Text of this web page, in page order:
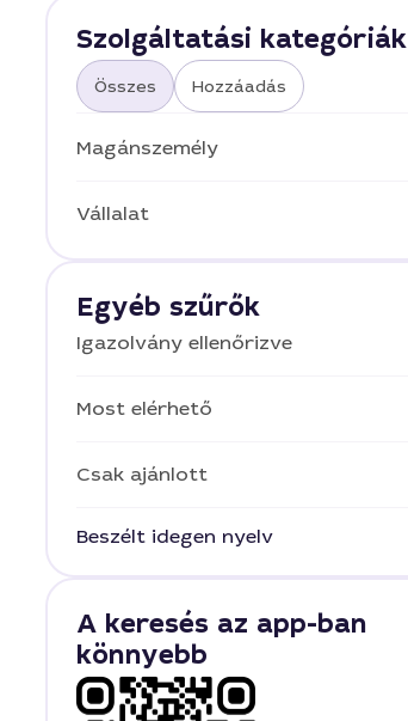
Szolgáltatási kategóriák
Összes Hozzáadás
Magánszemély
Vállalat
Egyéb szűrők
Igazolvány ellenőrizve
Most elérhető
Csak ajánlott
Beszélt idegen nyelv
A keresés az app-ban
könnyebb